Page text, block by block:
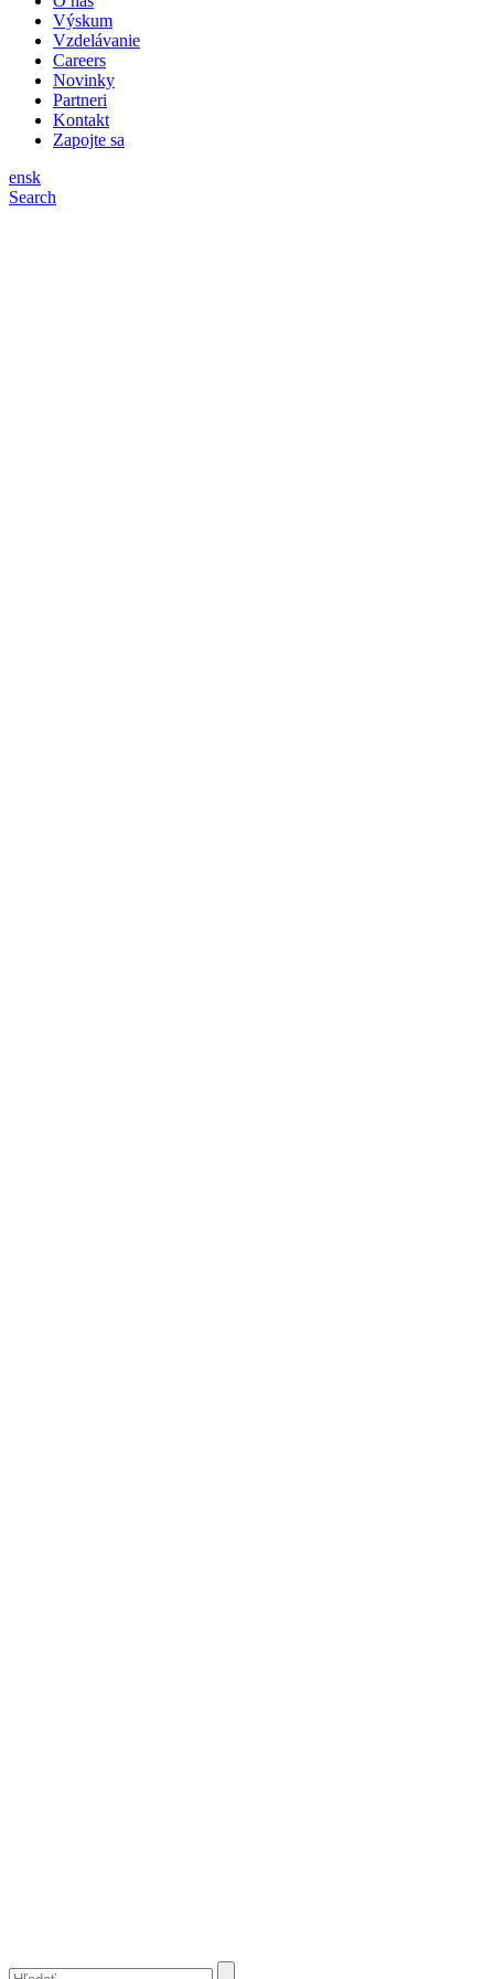
Výskum
Vzdelávanie
Careers
Novinky
Partneri
Kontakt
Zapojte sa
ensk
Search